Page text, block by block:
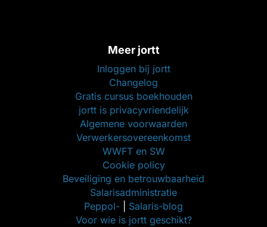
Meer jortt
Inloggen bij jortt
Changelog
Gratis cursus boekhouden
jortt is privacyvriendelijk
Algemene voorwaarden
Verwerkersovereenkomst
WWFT en SW
Cookie policy
Beveiliging en betrouwbaarheid
Salarisadministratie
Peppol-
Salaris-blog
Voor wie is jortt geschikt?